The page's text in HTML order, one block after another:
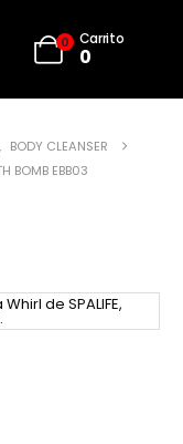
0 Carrito
0
, BODY CLEANSER
BOMB EBB03